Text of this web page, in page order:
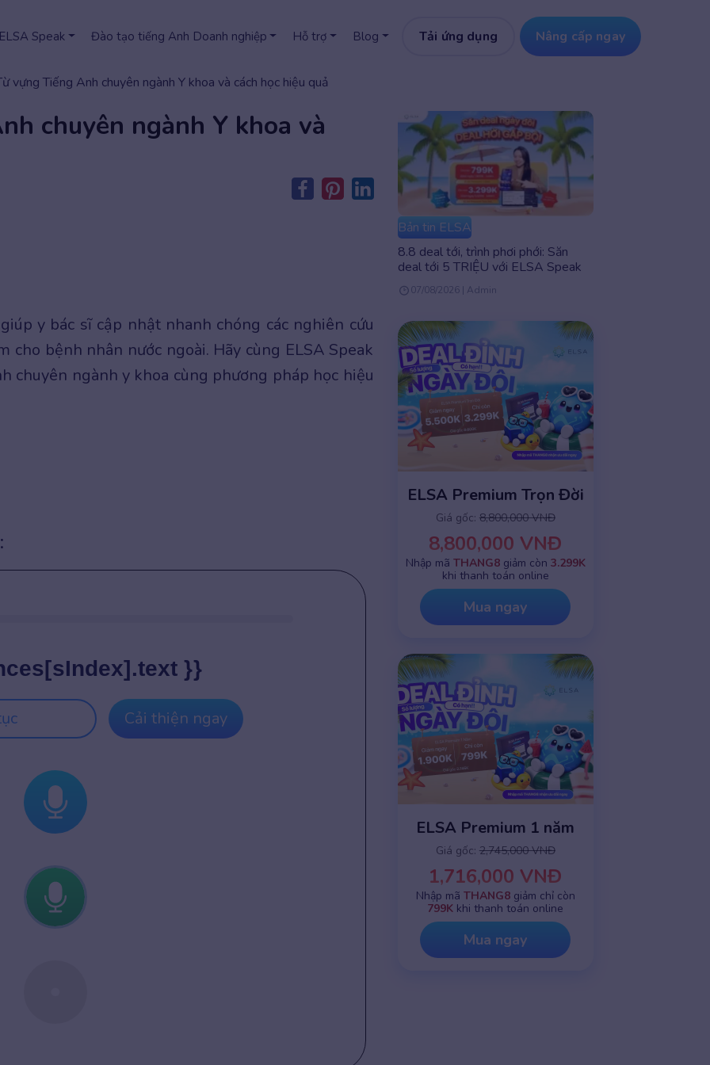
Speak Đào tạo tiếng Anh Doanh nghiệp Hỗ trợ Blog Tải ứng dụng Nâng cấp ngay
vựng Tiếng Anh chuyên ngành Y khoa và cách học hiệu quả
chuyên ngành Y khoa và
y bác sĩ cập nhật nhanh chóng các nghiên cứu
bệnh nhân nước ngoài. Hãy cùng ELSA Speak
chuyên ngành y khoa cùng phương pháp học hiệu
}}
Cải thiện ngay
Bản tin ELSA
8.8 deal tới, trình phơi phới: Săn
deal tới 5 TRIỆU với ELSA Speak
07/08/2026 | Admin
ELSA Premium Trọn Đời
Giá gốc: 8,800,000 VNĐ
8,800,000 VNĐ
Nhập mã THANG8giảm còn 3.299K
khi thanh toán online
Mua ngay
ELSA Premium 1 năm
Giá gốc: 2,745,000 VNĐ
1,716,000 VNĐ
Nhập mã THANG8giảm chỉ còn
799K khi thanh toán online
Mua ngay